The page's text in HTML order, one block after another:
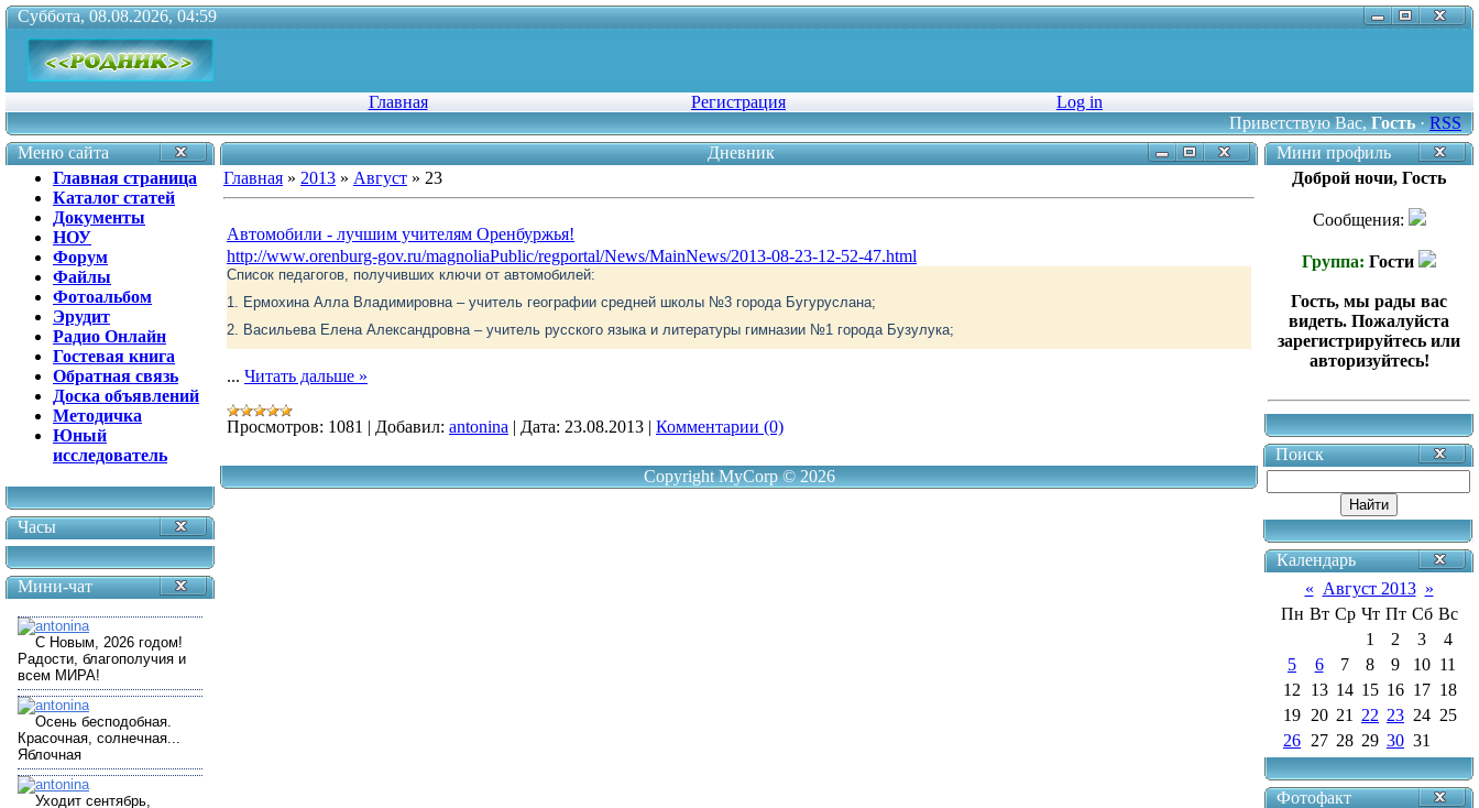
Суббота, 08.08.2026, 04:59
Главная Регистрация
Log in
Приветствую Вас,Гость·RSS
Меню сайта
Главная страница
Каталог статей
Документы
НОУ
Форум
Файлы
Фотоальбом
Эрудит
Радио Онлайн
Гостевая книга
Обратная связь
Доска объявлений
Методичка
Юный
исследователь
Часы
Мини-чат
Дневник
Главная » 2013 » Август » 23
Автомобили - лучшим учителям Оренбуржья!
http://www.orenburg-gov.ru/magnoliaPublic/regportal/News/MainNews/2013-08-23-12-52-47.html
Список педагогов, получивших ключи от автомобилей:
1. Ермохина Алла Владимировна – учитель географии средней школы №3 города Бугуруслана;
2. Васильева Елена Александровна – учитель русского языка и литературы гимназии №1 города Бузулука;
... Читать дальше »
Просмотров: 1081 | Добавил: antonina | Дата: 23.08.2013 | Комментарии (0)
Copyright MyCorp © 2026
Мини профиль
Доброй ночи, Гость
Сообщения:
Группа: Гости
Гость, мы рады вас
видеть. Пожалуйста
зарегистрируйтесь или
авторизуйтесь!
Поиск
Календарь
« Август 2013 »
Пн Вт Ср Чт Пт Сб Вс
1
2 3
4
5
6 7 8 9 10 11
12
13 14 15 16 17 18
19 20 21 22 23 24 25
26 27 28 29 30 31
Фотофакт